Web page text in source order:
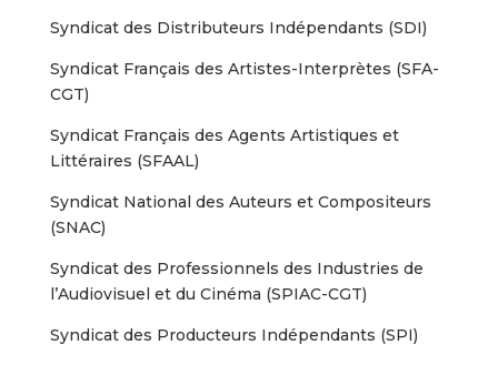
Syndicat des Distributeurs Indépendants (SDI)
Syndicat Français des Artistes-Interprètes (SFA-
CGT)
Syndicat Français des Agents Artistiques et
Littéraires (SFAAL)
Syndicat National des Auteurs et Compositeurs
(SNAC)
Syndicat des Professionnels des Industries de
l’Audiovisuel et du Cinéma (SPIAC-CGT)
Syndicat des Producteurs Indépendants (SPI)